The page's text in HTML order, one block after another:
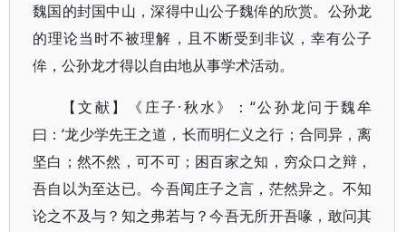
魏国的封国中山，深得中山公子魏侔的欣赏。公孙龙
的理论当时不被理解，且不断受到非议，幸有公子
侔，公孙龙才得以自由地从事学术活动。
【文献】《庄子·秋水》：“公孙龙问于魏牟
曰：‘龙少学先王之道，长而明仁义之行；合同异，离
坚白；然不然，可不可；困百家之知，穷众口之辩，
吾自以为至达已。今吾闻庄子之言，茫然异之。不知
论之不及与？知之弗若与？今吾无所开吾喙，敢问其